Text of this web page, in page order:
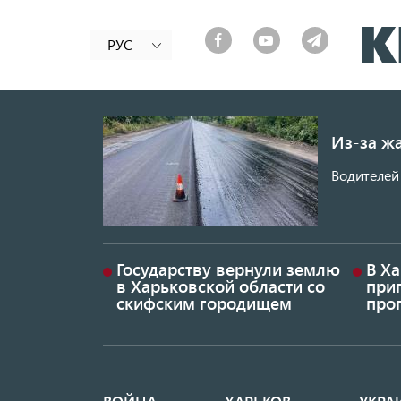
РУС
Из-за
Государству вернули землю
в Харьковской области со
скифским городищем
В